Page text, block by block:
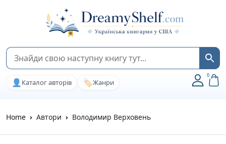
👤 Каталог авторів 🏷️Жанри
0
Home Автори Володимир Верховень